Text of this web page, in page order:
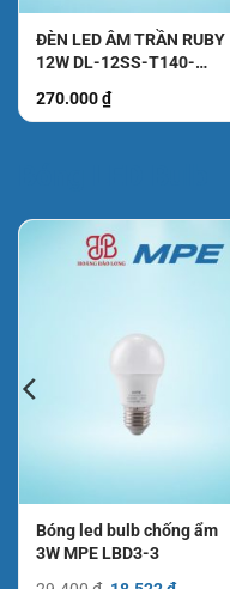
ĐÈN LED ÂM TRẦN RUBY
12W DL-12SS-T140-
270.000₫
Bóng led bulb chống ẩm
3W MPE LBD3-3